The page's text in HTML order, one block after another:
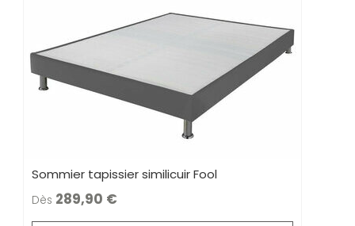
Sommier tapissier similicuir Fool
Dès 289,90